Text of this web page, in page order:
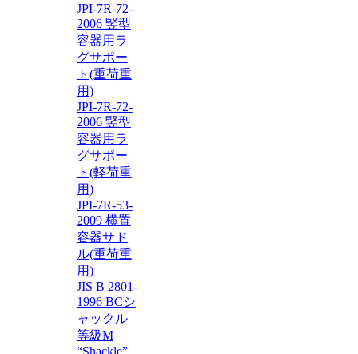
JPI-7R-72-
2006 竪型
容器用ラ
グサポー
ト(重荷重
用)
JPI-7R-72-
2006 竪型
容器用ラ
グサポー
ト(軽荷重
用)
JPI-7R-53-
2009 横置
容器サド
ル(重荷重
用)
JIS B 2801-
1996 BCシ
ャックル
等級M
“Shackle”